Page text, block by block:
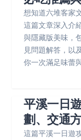
想知道六堆客家
這篇文章深入介
與隱藏版美味，
見問題解答，以
你一次滿足味蕾
平溪一日
劃、交通
這篇平溪一日遊